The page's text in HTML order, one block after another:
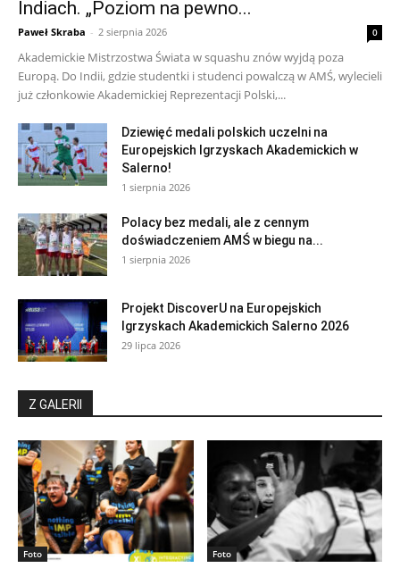
Indiach. „Poziom na pewno...
Paweł Skraba - 2 sierpnia 2026 0
Akademickie Mistrzostwa Świata w squashu znów wyjdą poza
Europą. Do Indii, gdzie studentki i studenci powalczą w AMŚ, wylecieli
już członkowie Akademickiej Reprezentacji Polski,...
Dziewięć medali polskich uczelni na
Europejskich Igrzyskach Akademickich w
Salerno!
1 sierpnia 2026
Polacy bez medali, ale z cennym
doświadczeniem AMŚ w biegu na...
1 sierpnia 2026
Projekt DiscoverU na Europejskich
Igrzyskach Akademickich Salerno 2026
29 lipca 2026
Z GALERII
Foto Foto